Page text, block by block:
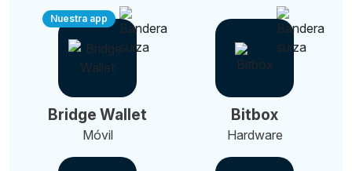
Nuestra app
Bridge Wallet
Móvil
Bitbox
Hardware